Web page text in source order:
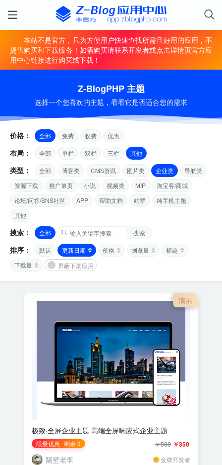
本站不是官方，只为方便用户快速查找所需且好用的应用，不
提供购买和下载服务！如需购买请联系开发者或点击详情页官方应
用中心链接进行购买或下载！
Z-BlogPHP 主题
选择一个您喜欢的主题，看看它是否适合您的需求
价格： 全部 免费 收费 优惠
布局： 全部 单栏 双栏 三栏 其他
类型： 全部 博客类 CMS资讯 图片类 企业类
导航类
资源下载
推广单页 小说 视频类 MIP
淘宝客/商城
论坛/问答/SNS社区
APP 帮助文档 站群
纯手机主题
其他
搜索： 全部 搜索
排序： 默认 更新日期 价格 浏览量
标题
下载量
屏蔽下架应用
演示
极致·全屏企业主题 高端全屏响应式企业主题
限量优惠 剩余 3 ￥350
￥500
隔壁老李 金牌开发者